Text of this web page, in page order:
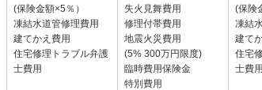
(保険金額×5％）
凍結水道管修理費用
建てかえ費用
住宅修理トラブル弁護
士費用
失火見舞費用
修理付帯費用
地震火災費用
(5% 300万円限度)
臨時費用保険金
特別費用
(保険
凍結
建て
住宅
士費用